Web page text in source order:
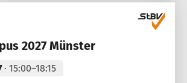
2027 Münster
· 15:00–18:15